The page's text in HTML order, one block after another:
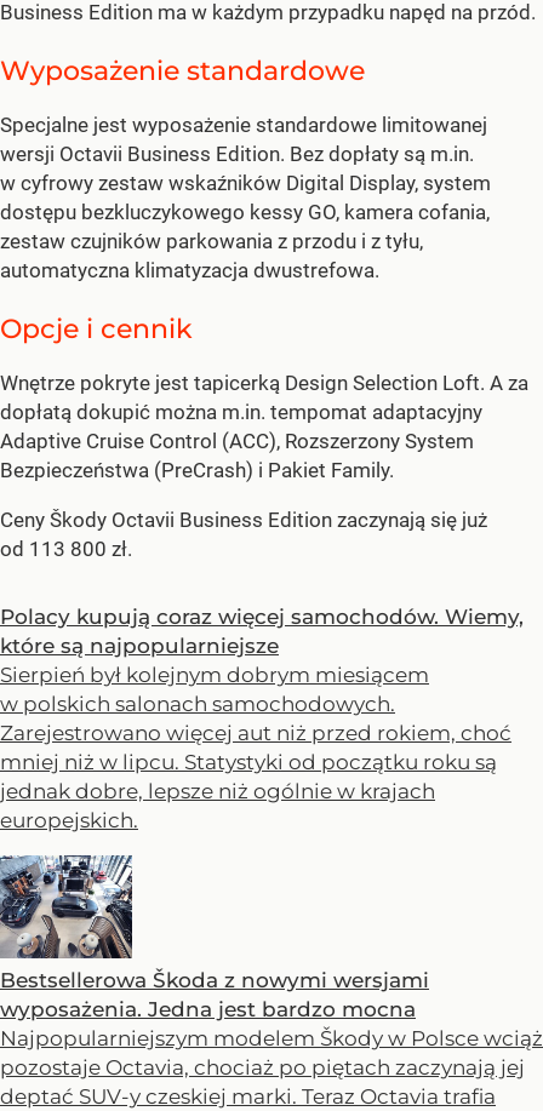
Business Edition ma w każdym przypadku napęd na przód.
Wyposażenie standardowe
Specjalne jest wyposażenie standardowe limitowanej
wersji Octavii Business Edition. Bez dopłaty są m.in.
w cyfrowy zestaw wskaźników Digital Display, system
dostępu bezkluczykowego kessy GO, kamera cofania,
zestaw czujników parkowania z przodu i z tyłu,
automatyczna klimatyzacja dwustrefowa.
Opcje i cennik
Wnętrze pokryte jest tapicerką Design Selection Loft. A za
dopłatą dokupić można m.in. tempomat adaptacyjny
Adaptive Cruise Control (ACC), Rozszerzony System
Bezpieczeństwa (PreCrash) i Pakiet Family.
Ceny Škody Octavii Business Edition zaczynają się już
od 113 800 zł.
Polacy kupują coraz więcej samochodów. Wiemy,
które są najpopularniejsze
Sierpień był kolejnym dobrym miesiącem
w polskich salonach samochodowych.
Zarejestrowano więcej aut niż przed rokiem, choć
mniej niż w lipcu. Statystyki od początku roku są
jednak dobre, lepsze niż ogólnie w krajach
europejskich.
Bestsellerowa Škoda z nowymi wersjami
wyposażenia. Jedna jest bardzo mocna
Najpopularniejszym modelem Škody w Polsce wciąż
pozostaje Octavia, chociaż po piętach zaczynają jej
deptać SUV-y czeskiej marki. Teraz Octavia trafia